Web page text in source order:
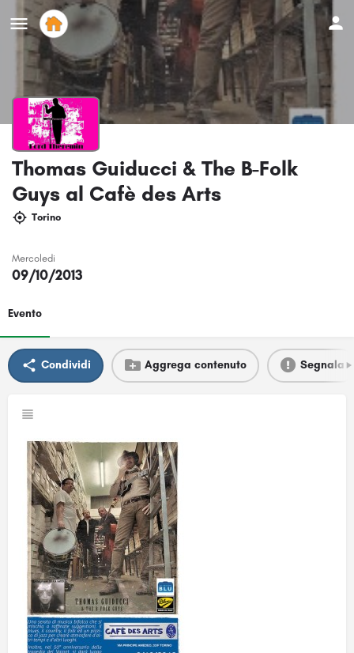
Thomas Guiducci & The B-Folk
Guys al Cafè des Arts
Torino
Mercoledi
09/10/2013
Evento
Condividi Aggrega contenuto Segnala